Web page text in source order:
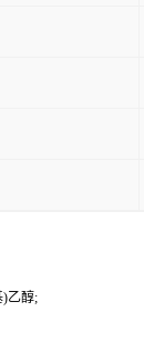
)乙醇;